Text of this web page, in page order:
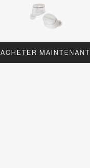
ACHETER MAINTENANT